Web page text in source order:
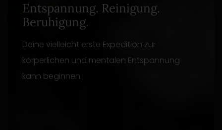
Entspannung. Reinigung.
Beruhigung.
Deine vielleicht erste Expedition zur
körperlichen und mentalen Entspannung
kann beginnen.